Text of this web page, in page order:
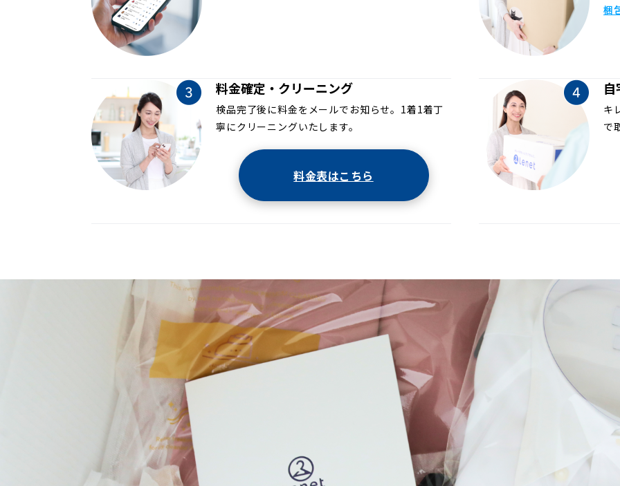
梱
料金確定・クリーニング
検品完了後に料金をメールでお知らせ。1着1着丁
寧にクリーニングいたします。
料金表はこちら
キ
で